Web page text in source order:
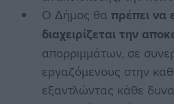
Ο Δήμος θα πρέπει να
διαχειρίζεται την
απορριμμάτων, σε
εργαζόμενους στην
εξαντλώντας κάθε